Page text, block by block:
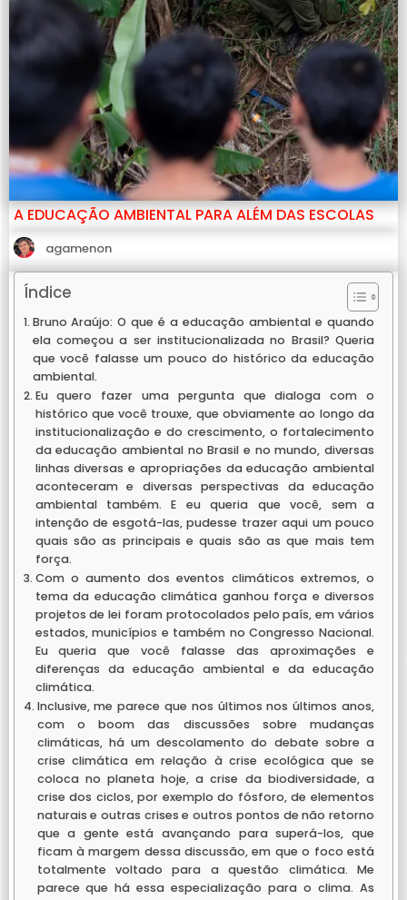
A EDUCAÇÃO AMBIENTAL PARA ALÉM DAS ESCOLAS
agamenon
Índice
Bruno Araújo: O que é a educação ambiental e quando
ela começou a ser institucionalizada no Brasil? Queria
que você falasse um pouco do histórico da educação
ambiental.
Eu quero fazer uma pergunta que dialoga com o
histórico que você trouxe, que obviamente ao longo da
institucionalização e do crescimento, o fortalecimento
da educação ambiental no Brasil e no mundo, diversas
linhas diversas e apropriações da educação ambiental
aconteceram e diversas perspectivas da educação
ambiental também. E eu queria que você, sem a
intenção de esgotá-las, pudesse trazer aqui um pouco
quais são as principais e quais são as que mais tem
força.
Com o aumento dos eventos climáticos extremos, o
tema da educação climática ganhou força e diversos
projetos de lei foram protocolados pelo país, em vários
estados, municípios e também no Congresso Nacional.
Eu queria que você falasse das aproximações e
diferenças da educação ambiental e da educação
climática.
Inclusive, me parece que nos últimos nos últimos anos,
com o boom das discussões sobre mudanças
climáticas, há um descolamento do debate sobre a
crise climática em relação à crise ecológica que se
coloca no planeta hoje, a crise da biodiversidade, a
crise dos ciclos, por exemplo do fósforo, de elementos
naturais e outras crises e outros pontos de não retorno
que a gente está avançando para superá-los, que
ficam à margem dessa discussão, em que o foco está
totalmente voltado para a questão climática. Me
parece que há essa especialização para o clima. As